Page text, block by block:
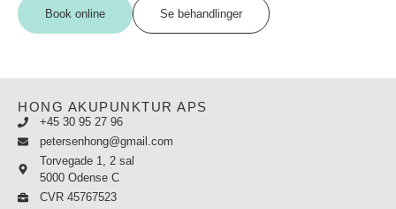
Book online Se behandlinger
HONG AKUPUNKTUR APS
+45 30 95 27 96
petersenhong@gmail.com
Torvegade 1, 2 sal
5000 Odense C
CVR 45767523